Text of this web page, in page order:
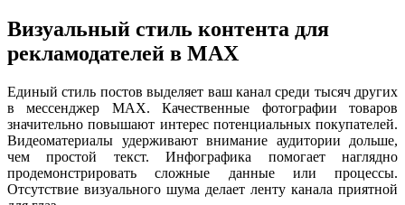
Визуальный стиль контента для
рекламодателей в MAX
Единый стиль постов выделяет ваш канал среди тысяч других
в мессенджер MAX. Качественные фотографии товаров
значительно повышают интерес потенциальных покупателей.
Видеоматериалы удерживают внимание аудитории дольше,
чем простой текст. Инфографика помогает наглядно
продемонстрировать сложные данные или процессы.
Отсутствие визуального шума делает ленту канала приятной